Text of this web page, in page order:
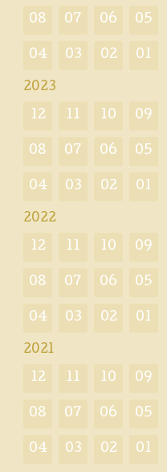
08 07 06 05
04 03 02 01
2023
12 11 10 09
08 07 06 05
04 03 02 01
2022
12 11 10 09
08 07 06 05
04 03 02 01
2021
12 11 10 09
08 07 06 05
04 03 02 01